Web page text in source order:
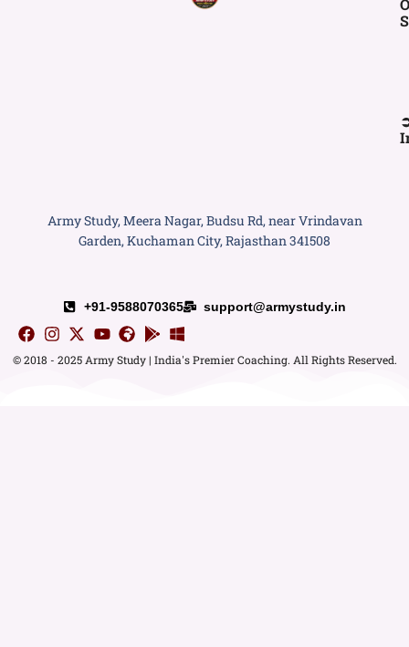
Army Study, Meera Nagar, Budsu Rd, near Vrindavan
Garden, Kuchaman City, Rajasthan 341508
+91-9588070365 support@armystudy.in
© 2018 - 2025 Army Study | India's Premier Coaching. All Rights Reserved.